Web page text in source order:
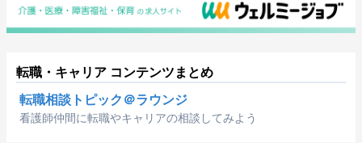
転職・キャリア コンテンツまとめ
転職相談トピック＠ラウンジ
看護師仲間に転職やキャリアの相談してみよう